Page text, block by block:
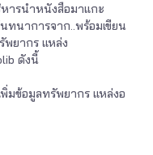
รนำหนังสือมาแกะ
ทนาการจาก..พร้อมเขียน
ยากร แหล่ง
ดังนี้
พิ่มข้อมูลทรัพยากร แหล่งอ